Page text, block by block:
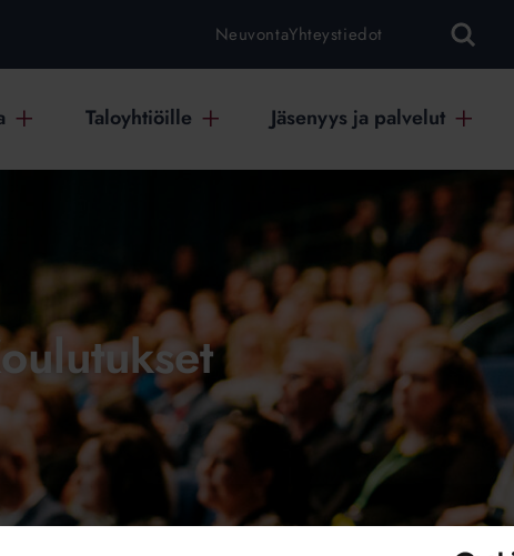
NeuvontaYhteystiedot
Taloyhtiöille Jäsenyys ja palvelut